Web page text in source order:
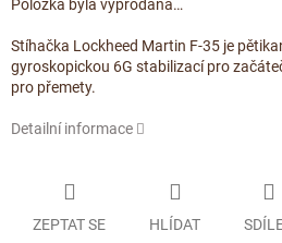
Položka byla vyprodána…
Stíhačka Lockheed Martin F-35 je
gyroskopickou 6G stabilizací pro
pro přemety.
Detailní informace
ZEPTAT SE HLÍDAT